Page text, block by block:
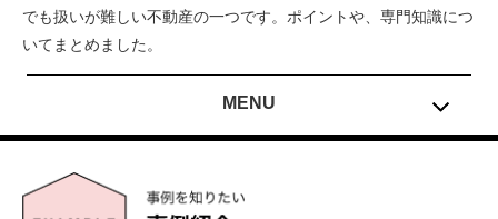
でも扱いが難しい不動産の一つです。ポイントや、専門知識につ
いてまとめました。
MENU
借地権とは
底地とは
メリットデメリット
借地権の種類
借地借家法
借地・底地の相続
借地権に関するお金
借地非訟